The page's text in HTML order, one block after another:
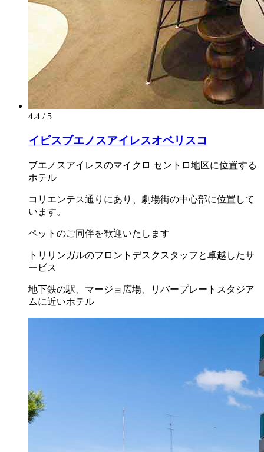
4.4 / 5
イビスブエノスアイレスオベリスコ
ブエノスアイレスのマイクロ セントロ地区に位置する
ホテル
コリエンテス通りにあり、劇場街の中心部に位置して
います。
ペットのご同伴を歓迎いたします
トリリンガルのフロントデスクスタッフと卓越したサ
ービス
地下鉄の駅、マージョ広場、リバープレートスタジア
ムに近いホテル